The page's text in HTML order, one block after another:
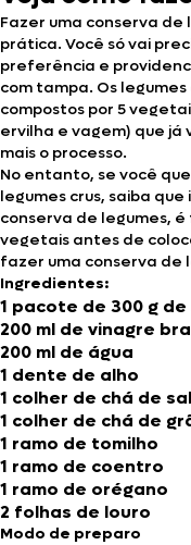
Fazer uma conserva de
prática. Você só vai
preferência e
com tampa. Os legumes
compostos por 5
ervilha e vagem) que
mais o processo.
No entanto, se você
legumes crus, saiba
conserva de legumes,
vegetais antes de
fazer uma conserva de
Ingredientes:
1 pacote de 300 g de
200 ml de vinagre
200 ml de água
1 dente de alho
1 colher de chá de sal
1 colher de chá de
1 ramo de tomilho
1 ramo de coentro
1 ramo de orégano
2 folhas de louro
Modo de preparo